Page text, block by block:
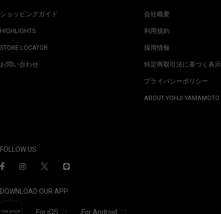
ショッピングガイド
HIGHLIGHTS
STORE LOCATOR
お問い合わせ
会社概要
利用規約
採用情報
特定商取引法に基づく表示
プライバシーポリシー
ABOUT YOHJI YAMAMOTO
FOLLOW US
DOWNLOAD OUR APP
For iOS For Android